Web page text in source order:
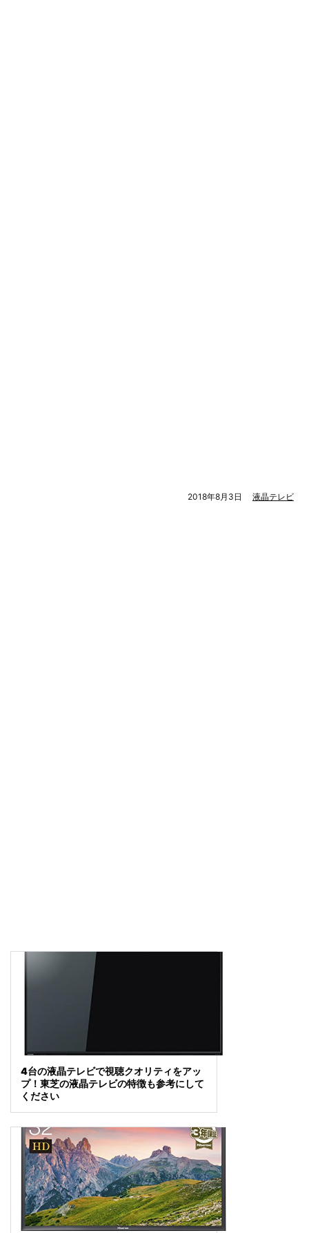
2018年8月3日 液晶テレビ
4台の液晶テレビで視聴クオリティをアッ
プ！東芝の液晶テレビの特徴も参考にして
ください